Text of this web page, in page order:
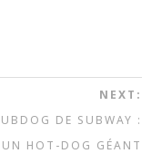
NEXT:
DE SUBWAY :
UN HOT-DOG GÉANT